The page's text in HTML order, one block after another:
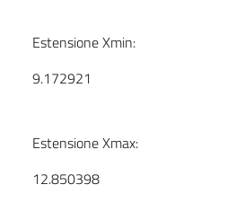
Estensione Xmin:
9.172921
Estensione Xmax:
12.850398